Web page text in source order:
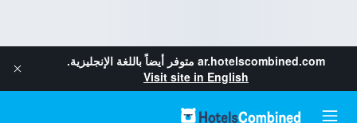
ar.hotelscombined.com متوفر أيضاً باللغة الإنجليزية.
Visit site in English